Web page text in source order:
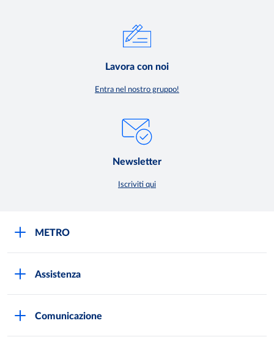
Lavora con noi
Entra nel nostro gruppo!
Newsletter
Iscriviti qui
METRO
Assistenza
Comunicazione